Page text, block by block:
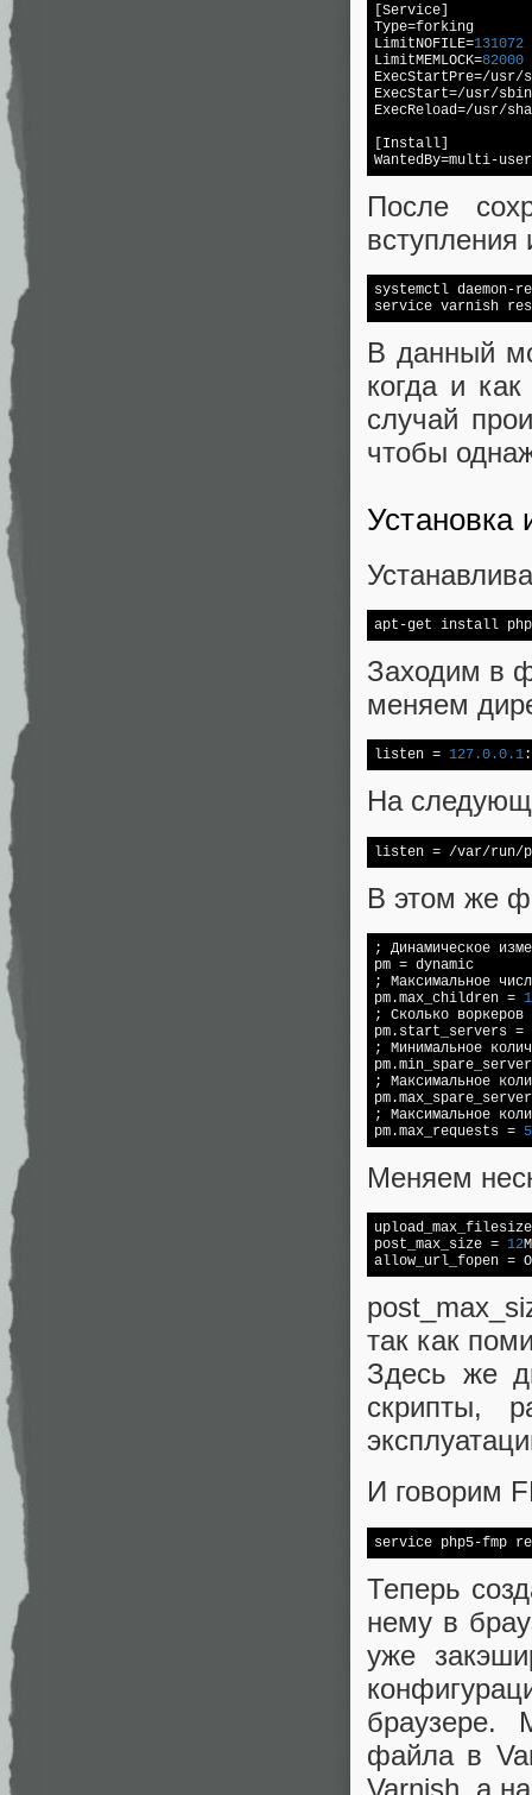
[Service]
Type=forking
LimitNOFILE=131072
LimitMEMLOCK=82000
ExecStartPre=/
ExecStart=/usr/
ExecReload=/usr/
[Install]
После
вступления
systemctl daemon-
В данный
когда и
случай
чтобы
Установка
Заходим в
меняем
listen = 127.0 .0 .1:
На
В этом же
; Динамическое
pm = dynamic
; Максимальное
pm.max_children =
; Сколько воркеров
pm.start_servers =
; Минимальное
; Максимальное
; Максимальное
pm.max_requests =
Меняем
post_max_size = 12M
так как
Здесь же
скрипты,
И говорим
Теперь
нему в
уже
браузере.
файла в
Varnish, а